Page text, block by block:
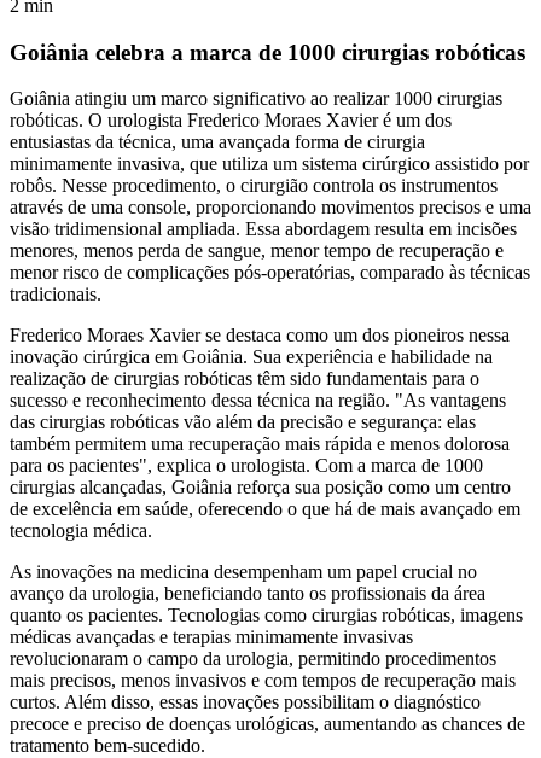
2 min
Goiânia celebra a marca de 1000 cirurgias robóticas
Goiânia atingiu um marco significativo ao realizar 1000 cirurgias
robóticas. O urologista Frederico Moraes Xavier é um dos
entusiastas da técnica, uma avançada forma de cirurgia
minimamente invasiva, que utiliza um sistema cirúrgico assistido por
robôs. Nesse procedimento, o cirurgião controla os instrumentos
através de uma console, proporcionando movimentos precisos e uma
visão tridimensional ampliada. Essa abordagem resulta em incisões
menores, menos perda de sangue, menor tempo de recuperação e
menor risco de complicações pós-operatórias, comparado às técnicas
tradicionais.
Frederico Moraes Xavier se destaca como um dos pioneiros nessa
inovação cirúrgica em Goiânia. Sua experiência e habilidade na
realização de cirurgias robóticas têm sido fundamentais para o
sucesso e reconhecimento dessa técnica na região. "As vantagens
das cirurgias robóticas vão além da precisão e segurança: elas
também permitem uma recuperação mais rápida e menos dolorosa
para os pacientes", explica o urologista. Com a marca de 1000
cirurgias alcançadas, Goiânia reforça sua posição como um centro
de excelência em saúde, oferecendo o que há de mais avançado em
tecnologia médica.
As inovações na medicina desempenham um papel crucial no
avanço da urologia, beneficiando tanto os profissionais da área
quanto os pacientes. Tecnologias como cirurgias robóticas, imagens
médicas avançadas e terapias minimamente invasivas
revolucionaram o campo da urologia, permitindo procedimentos
mais precisos, menos invasivos e com tempos de recuperação mais
curtos. Além disso, essas inovações possibilitam o diagnóstico
precoce e preciso de doenças urológicas, aumentando as chances de
tratamento bem-sucedido.